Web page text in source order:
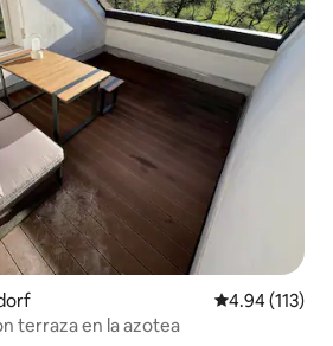
Calificación
4.94 (113)
terraza en la azotea